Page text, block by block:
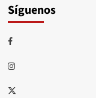
Síguenos